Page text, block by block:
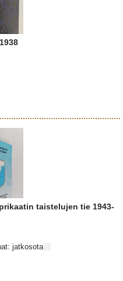
taistelujen tie 1943-
jatkosota